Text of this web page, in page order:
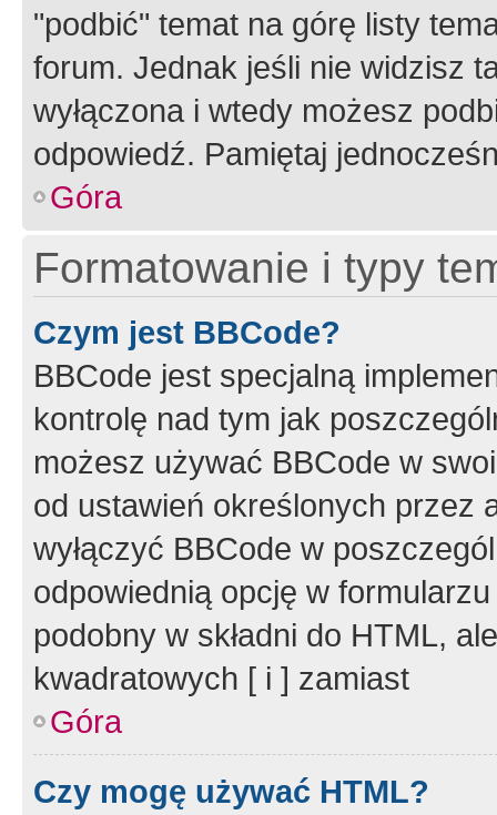
"podbić" temat na górę listy
forum. Jednak jeśli nie widzisz
wyłączona i wtedy możesz
odpowiedź. Pamiętaj
Góra
Formatowanie i typy
Czym jest BBCode?
BBCode jest specjalną
kontrolę nad tym jak
możesz używać BBCode w
od ustawień określonych przez
wyłączyć BBCode w
odpowiednią opcję w
podobny w składni do HTML,
kwadratowych [ i ] zamiast
Góra
Czy mogę używać HTML?